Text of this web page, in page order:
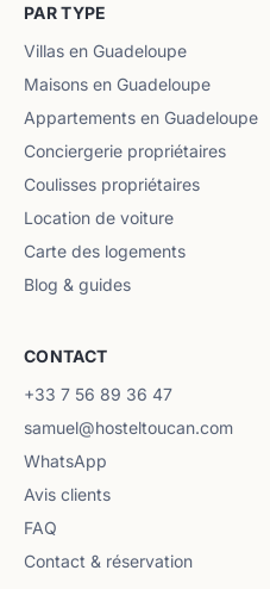
PAR TYPE
Villas en Guadeloupe
Maisons en Guadeloupe
Appartements en Guadeloupe
Conciergerie propriétaires
Coulisses propriétaires
Location de voiture
Carte des logements
Blog & guides
CONTACT
+33 7 56 89 36 47
samuel@hosteltoucan.com
WhatsApp
Avis clients
FAQ
Contact & réservation